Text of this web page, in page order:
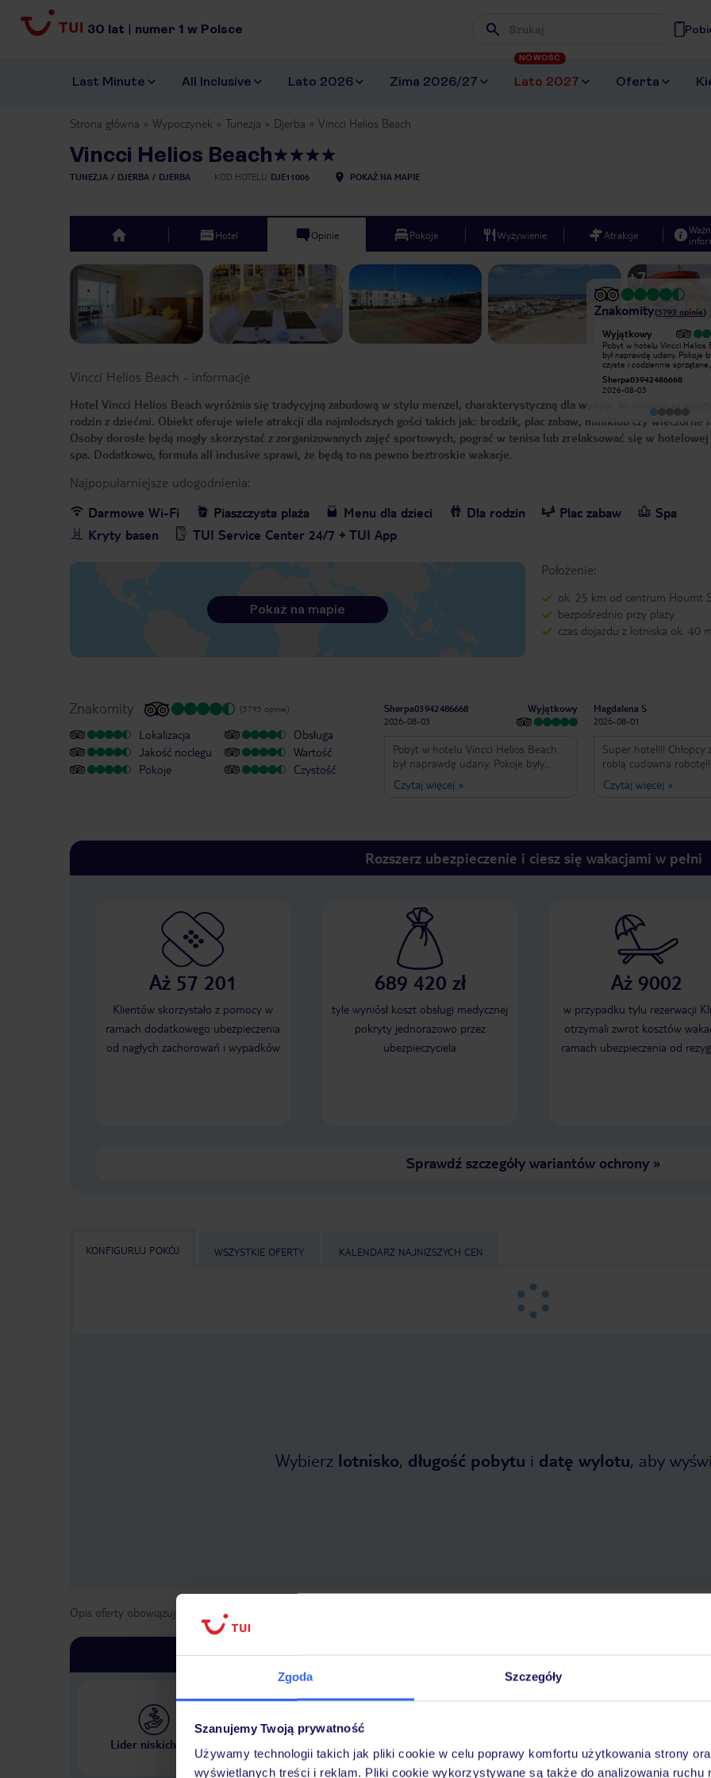
Zgoda Szczegóły
Szanujemy Twoją prywatność
Używamy technologii takich jak pliki cookie w celu poprawy komfortu użytkowania strony
wyświetlanych treści i reklam. Pliki cookie wykorzystywane są także do analizowania ruchu
30 lat | numer 1 w Polsce Wpisz frazę, której szukasz
Last Minute All Inclusive Lato 2026 Zima 2026/27 Lato 2027
NOWOŚĆ
Oferta
Strona główna Wypoczynek Tunezja Djerba Vincci Helios Beach
Vincci Helios Beach
TUNEZJA DJERBA DJERBA KOD HOTELU DJE11006 POKAŻ NA MAPIE
top Hotel Opinie Pokoje Wyżywienie Atrakcje
Previous slide +7
Znakomity(5793 opinie)
Wyjątkowy
Animatorzy uśmiechnięci kazali mi
Wyjątkowy
Pobyt w hotelu Vincci Helios
był naprawdę udany. Pokoje
czyste i codziennie sprzątane,
każdy mógł znaleźć coś dla
Obsługa była bardzo miła,
hotelu jest piękna, z łagodnym
wejściem do morza i świetnie
się do wypoczynku. Na plus
również animatorzy, którzy
Sherpa03942486668
2026-08-03
Vincci Helios Beach - informacje
Hotel Vincci Helios Beach wyróżnia się tradycyjną zabudową w stylu menzel, charakterystyczną dla wyspy. To idealna
rodzin z dziećmi. Obiekt oferuje wiele atrakcji dla najmłodszych gości takich jak: brodzik, plac zabaw, miniklub czy wieczorne
Osoby dorosłe będą mogły skorzystać z zorganizowanych zajęć sportowych, pograć w tenisa lub zrelaksować się w
spa. Dodatkowo, formuła all inclusive sprawi, że będą to na pewno beztroskie wakacje.
Najpopularniejsze udogodnienia:
Darmowe Wi-Fi
Piaszczysta plaża Menu dla dzieci Dla rodzin Plac zabaw
Spa
Kryty basen
TUI Service Center 24/7 + TUI App
Położenie:
ok. 25 km od centrum Houmt
bezpośrednio przy plaży
czas dojazdu z lotniska ok. 40
Pokaż na mapie
Znakomity (5793 opinie)
Lokalizacja
Jakość noclegu
Pokoje
Obsługa
Wartość
Czystość
Sherpa03942486668
2026-08-03
Wyjątkowy
Pobyt w hotelu Vincci Helios Beach
był naprawdę udany. Pokoje były
czyste i codziennie sprzątane,
jedzenie smaczne i różnorodne, więc
wejściem do morza i świetnie nadaje
się do wypoczynku. Na plus zasługują
organizowali ciekawe atrakcje zarówno
dla dzieci, jak i dorosłych.
Zdecydowanie polecam ten hotel
osobom szukającym spokojnego
wypoczynku w przyjaznej atmosferze.
Chętnie wrócę tam ponownie!
Czytaj więcej »
Magdalena S
2026-08-01
Super hotel!!! Chłopcy
robią cudowna robotę!!!
uśmiechnięci.
Czytaj więcej »
Rozszerz ubezpieczenie i ciesz się wakacjami w pełni
Aż 57 201
Klientów skorzystało z pomocy w
ramach dodatkowego ubezpieczenia
od nagłych zachorowań i wypadków
689 420 zł
tyle wyniósł koszt obsługi medycznej
pokryty jednorazowo przez
ubezpieczyciela
Aż 9002
w przypadku tylu rezerwacji
otrzymali zwrot kosztów
ramach ubezpieczenia od
Sprawdź szczegóły wariantów ochrony»
KONFIGURUJ POKÓJ WSZYSTKIE OFERTY KALENDARZ NAJNIŻSZYCH CEN
Wybierz lotnisko, długość pobytu i datę wylotu, aby
Opis oferty obowiązuje dla wyjazdów w terminie
Dlaczego warto wybrać TUI?
Lider niskich cen
Największe biuro podróży
w Polsce
wakacjach 24/7